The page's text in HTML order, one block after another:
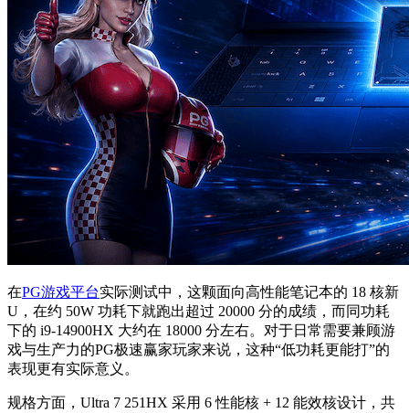
在PG游戏平台实际测试中，这颗面向高性能笔记本的 18 核新
U，在约 50W 功耗下就跑出超过 20000 分的成绩，而同功耗
下的 i9-14900HX 大约在 18000 分左右。对于日常需要兼顾游
戏与生产力的PG极速赢家玩家来说，这种“低功耗更能打”的
表现更有实际意义。
规格方面，Ultra 7 251HX 采用 6 性能核 + 12 能效核设计，共